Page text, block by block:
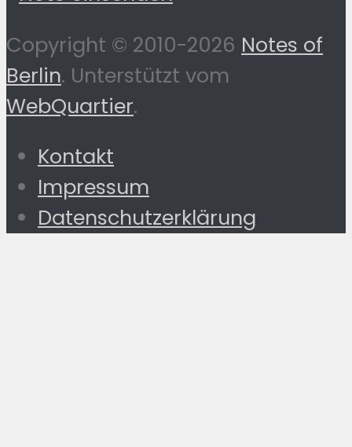
Copyright © 2010-2026 Notes of
Berlin. Unterstützt vom
WebQuartier.
Kontakt
Impressum
Datenschutzerklärung